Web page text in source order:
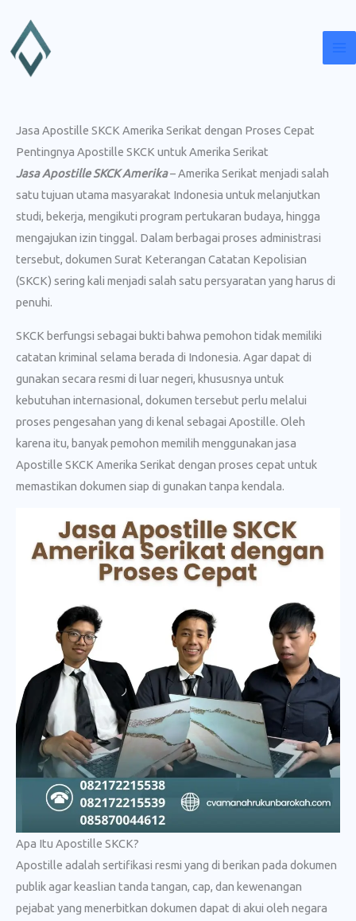
konten
Jasa Apostille SKCK Amerika Serikat dengan Proses Cepat
Pentingnya Apostille SKCK untuk Amerika Serikat
Jasa Apostille SKCK Amerika– Amerika Serikat menjadi salah
satu tujuan utama masyarakat Indonesia untuk melanjutkan
studi, bekerja, mengikuti program pertukaran budaya, hingga
mengajukan izin tinggal. Dalam berbagai proses administrasi
tersebut, dokumen Surat Keterangan Catatan Kepolisian
(SKCK) sering kali menjadi salah satu persyaratan yang harus di
penuhi.
SKCK berfungsi sebagai bukti bahwa pemohon tidak memiliki
catatan kriminal selama berada di Indonesia. Agar dapat di
gunakan secara resmi di luar negeri, khususnya untuk
kebutuhan internasional, dokumen tersebut perlu melalui
proses pengesahan yang di kenal sebagai Apostille. Oleh
karena itu, banyak pemohon memilih menggunakan jasa
Apostille SKCK Amerika Serikat dengan proses cepat untuk
memastikan dokumen siap di gunakan tanpa kendala.
Apa Itu Apostille SKCK?
Apostille adalah sertifikasi resmi yang di berikan pada dokumen
publik agar keaslian tanda tangan, cap, dan kewenangan
pejabat yang menerbitkan dokumen dapat di akui oleh negara